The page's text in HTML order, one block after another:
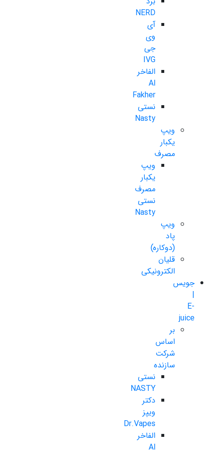
NERD
آی
وی
جی
IVG
الفاخر
Al
Fakher
نستی
Nasty
ویپ
یکبار
مصرف
ویپ
یکبار
مصرف
نستی
Nasty
ویپ
پاد
(دوکاره)
قلیان
الکترونیکی
جویس
|
E-
juice
بر
اساس
شرکت
سازنده
نستی
NASTY
دکتر
ویپز
Dr.Vapes
الفاخر
Al